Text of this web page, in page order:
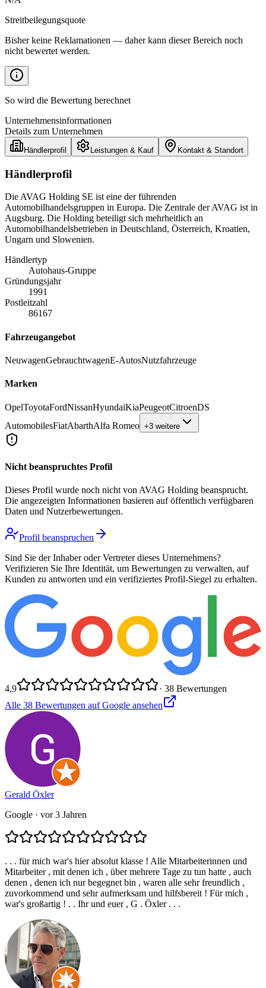
Streitbeilegungsquote
Bisher keine Reklamationen — daher kann dieser Bereich noch
nicht bewertet werden.
So wird die Bewertung berechnet
Unternehmensinformationen
Details zum Unternehmen
Händlerprofil Leistungen & Kauf Kontakt & Standort
Händlerprofil
Die AVAG Holding SE ist eine der führenden
Automobilhandelsgruppen in Europa. Die Zentrale der AVAG ist in
Augsburg. Die Holding beteiligt sich mehrheitlich an
Automobilhandelsbetrieben in Deutschland, Österreich, Kroatien,
Ungarn und Slowenien.
Händlertyp
Autohaus-Gruppe
Gründungsjahr
1991
Postleitzahl
86167
Fahrzeugangebot
NeuwagenGebrauchtwagenE-AutosNutzfahrzeuge
Marken
OpelToyotaFordNissanHyundaiKiaPeugeotCitroenDS
AutomobilesFiatAbarthAlfa Romeo +3 weitere
Nicht beanspruchtes Profil
Dieses Profil wurde noch nicht von AVAG Holding beansprucht.
Die angezeigten Informationen basieren auf öffentlich verfügbaren
Daten und Nutzerbewertungen.
Profil beanspruchen
Sind Sie der Inhaber oder Vertreter dieses Unternehmens?
Verifizieren Sie Ihre Identität, um Bewertungen zu verwalten, auf
Kunden zu antworten und ein verifiziertes Profil-Siegel zu erhalten.
4,9 · 38 Bewertungen
Alle 38 Bewertungen auf Google ansehen
Gerald Öxler
Google · vor 3 Jahren
. . . für mich war's hier absolut klasse ! Alle Mitarbeiterinnen und
Mitarbeiter , mit denen ich , über mehrere Tage zu tun hatte , auch
denen , denen ich nur begegnet bin , waren alle sehr freundlich ,
zuvorkommend und sehr aufmerksam und hilfsbereit ! Für mich ,
war's großartig ! . . Ihr und euer , G . Öxler . . .